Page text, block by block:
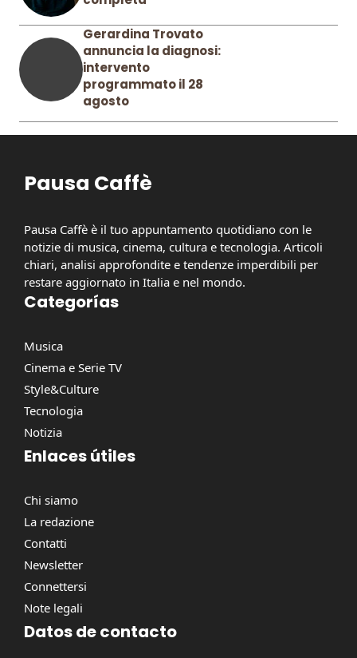
Gerardina Trovato
annuncia la diagnosi:
intervento
programmato il 28
agosto
Pausa Caffè
Pausa Caffè è il tuo appuntamento quotidiano con le
notizie di musica, cinema, cultura e tecnologia. Articoli
chiari, analisi approfondite e tendenze imperdibili per
restare aggiornato in Italia e nel mondo.
Categorías
Musica
Cinema e Serie TV
Style&Culture
Tecnologia
Notizia
Enlaces útiles
Chi siamo
La redazione
Contatti
Newsletter
Connettersi
Note legali
Datos de contacto